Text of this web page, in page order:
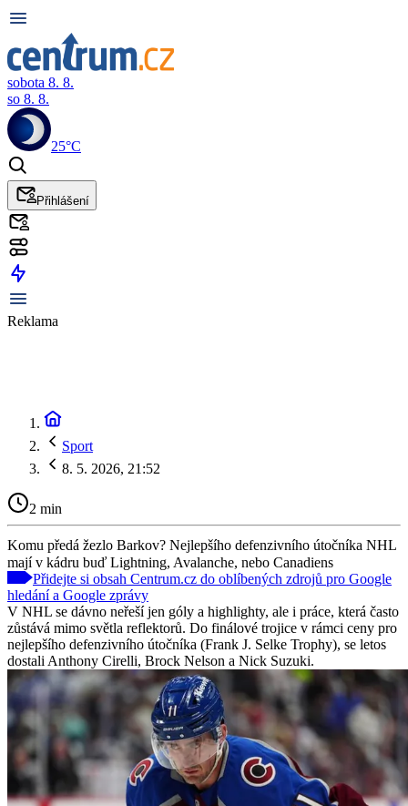
sobota 8. 8.
so 8. 8.
25°C
Přihlášení
Reklama
Sport
8. 5. 2026, 21:52
2 min
Komu předá žezlo Barkov? Nejlepšího defenzivního útočníka NHL
mají v kádru buď Lightning, Avalanche, nebo Canadiens
Přidejte si obsah Centrum.cz do oblíbených zdrojů pro Google
hledání a Google zprávy
V NHL se dávno neřeší jen góly a highlighty, ale i práce, která často
zůstává mimo světla reflektorů. Do finálové trojice v rámci ceny pro
nejlepšího defenzivního útočníka (Frank J. Selke Trophy), se letos
dostali Anthony Cirelli, Brock Nelson a Nick Suzuki.